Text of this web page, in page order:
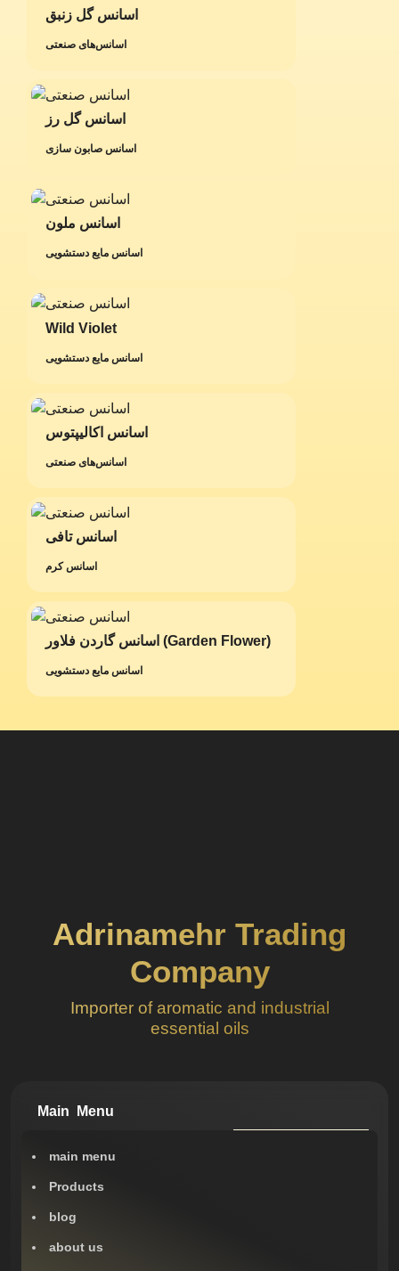
اسانس گل زنبق
اسانس‌های صنعتی
اسانس گل رز
اسانس صابون سازی
اسانس ملون
اسانس مایع دستشویی
Wild Violet
اسانس مایع دستشویی
اسانس اکالیپتوس
اسانس‌های صنعتی
اسانس تافی
اسانس کرم
اسانس گاردن فلاور (Garden Flower)
اسانس مایع دستشویی
Adrinamehr Trading
Company
Importer of aromatic and industrial
essential oils
Main Menu
main menu
Products
blog
about us